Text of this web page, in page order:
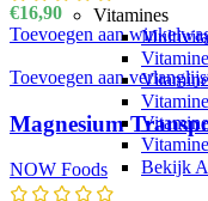
Vitamines
Bekijk
€16,90
Toevoegen aan
Toevoegen aan
Magnesium
NOW Foods